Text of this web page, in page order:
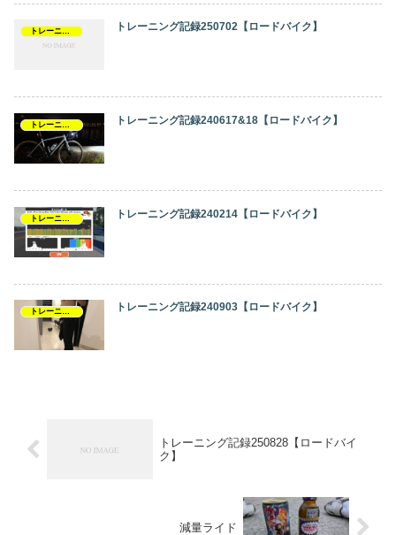
トレーニング記録 トレーニング記録250702【ロードバイク】
トレーニング記録 トレーニング記録240617&18【ロードバイク】
トレーニング記録240214【ロードバイク】
トレーニング記録 トレーニング記録240903【ロードバイク】
トレーニング記録250828【ロードバイ
ク】
減量ライド